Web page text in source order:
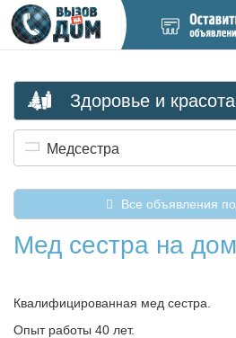
новое
Здоровье и красота
Медсестра
Все объявления
Мед сестра на дом
Квалифицированная мед сестра.
Опыт работы 40 лет.